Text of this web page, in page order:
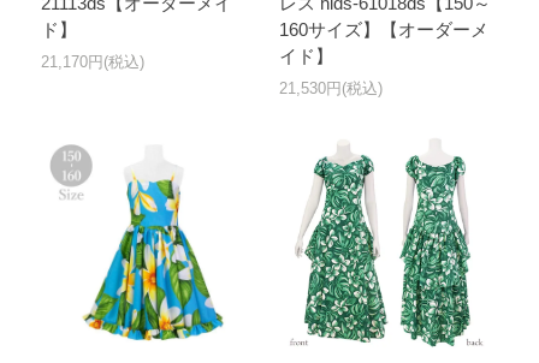
ド】
21,170円(税込)
160サイズ】【オーダーメ
イド】
21,530円(税込)